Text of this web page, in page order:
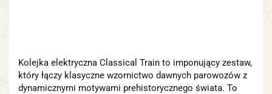
Kolejka elektryczna Classical Train to imponujący zestaw,
który łączy klasyczne wzornictwo dawnych parowozów z
dynamicznymi motywami prehistorycznego świata. To